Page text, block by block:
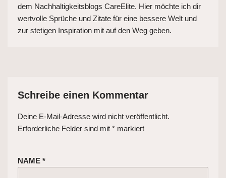
dem Nachhaltigkeitsblogs CareElite. Hier möchte ich dir
wertvolle Sprüche und Zitate für eine bessere Welt und
zur stetigen Inspiration mit auf den Weg geben.
Schreibe einen Kommentar
Deine E-Mail-Adresse wird nicht veröffentlicht.
Erforderliche Felder sind mit * markiert
NAME *